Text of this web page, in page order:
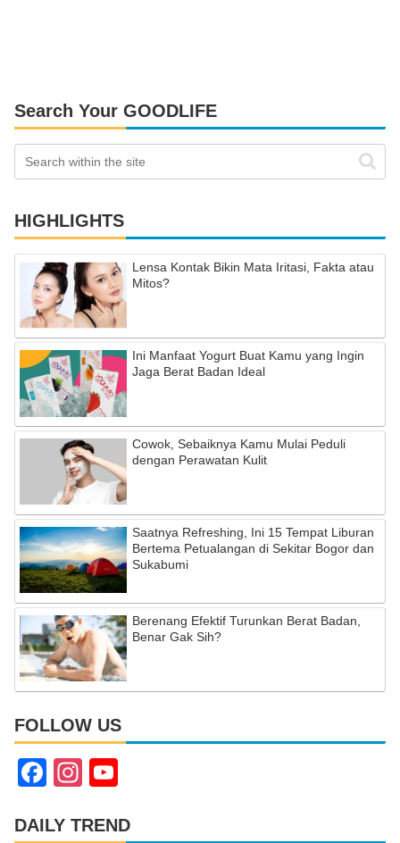
Search Your GOODLIFE
HIGHLIGHTS
Lensa Kontak Bikin Mata Iritasi, Fakta atau
Mitos?
Ini Manfaat Yogurt Buat Kamu yang Ingin
Jaga Berat Badan Ideal
Cowok, Sebaiknya Kamu Mulai Peduli
dengan Perawatan Kulit
Saatnya Refreshing, Ini 15 Tempat Liburan
Bertema Petualangan di Sekitar Bogor dan
Sukabumi
Berenang Efektif Turunkan Berat Badan,
Benar Gak Sih?
FOLLOW US
F
c
In
a
u
DAILY TREND